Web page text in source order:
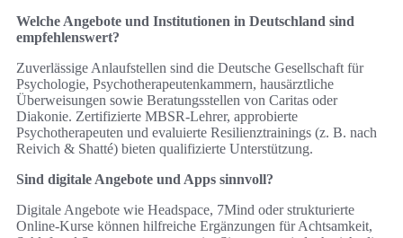
Welche Angebote und Institutionen in Deutschland sind
empfehlenswert?
Zuverlässige Anlaufstellen sind die Deutsche Gesellschaft für
Psychologie, Psychotherapeutenkammern, hausärztliche
Überweisungen sowie Beratungsstellen von Caritas oder
Diakonie. Zertifizierte MBSR‑Lehrer, approbierte
Psychotherapeuten und evaluierte Resilienztrainings (z. B. nach
Reivich & Shatté) bieten qualifizierte Unterstützung.
Sind digitale Angebote und Apps sinnvoll?
Digitale Angebote wie Headspace, 7Mind oder strukturierte
Online‑Kurse können hilfreiche Ergänzungen für Achtsamkeit,